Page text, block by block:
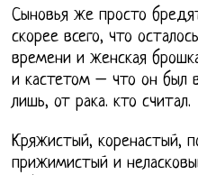
Сыновья же просто
скорее всего, что
времени и женская
и кастетом – что он был
лишь, от рака. кто считал.
Кряжистый, коренастый,
прижимистый и